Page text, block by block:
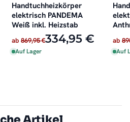
Handtuchheizkörper
elektrisch PANDEMA
Weiß inkl. Heizstab
ab 869,95 €334,95 €
Auf Lager
ab
Auf